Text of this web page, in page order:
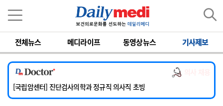
전체뉴스 메디라이프 동영상뉴스 기사제보
[서울아산병원] 2026년 하반기 인턴 모집
[명지병원] 하반기 전공의(인턴) 모집
[국립암센터] 진단검사의학과 정규직 의사직 초빙
[인제대학교해운대백병원] 치과 진료교수 모집 공고